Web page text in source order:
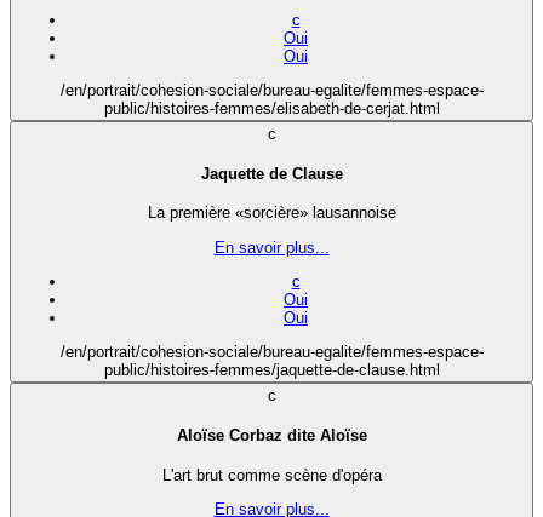
c
Oui
Oui
/en/portrait/cohesion-sociale/bureau-egalite/femmes-espace-
public/histoires-femmes/elisabeth-de-cerjat.html
c
Jaquette de Clause
La première «sorcière» lausannoise
En savoir plus...
c
Oui
Oui
/en/portrait/cohesion-sociale/bureau-egalite/femmes-espace-
public/histoires-femmes/jaquette-de-clause.html
c
Aloïse Corbaz dite Aloïse
L'art brut comme scène d'opéra
En savoir plus...